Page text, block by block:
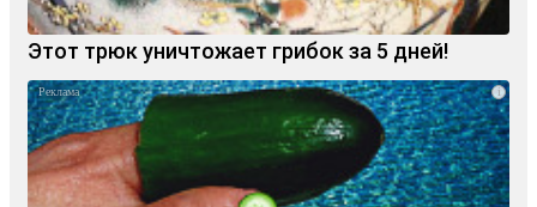
Этот трюк уничтожает грибок за 5 дней!
i